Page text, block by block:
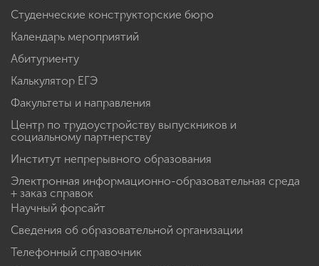
Студенческие конструкторские бюро
Календарь мероприятий
Абитуриенту
Калькулятор ЕГЭ
Факультеты и направления
Центр по трудоустройству выпускников и
социальному партнерству
Институт непрерывного образования
Электронная информационно-образовательная среда
+ заказ справок
Научный форсайт
Сведения об образовательной организации
Телефонный справочник